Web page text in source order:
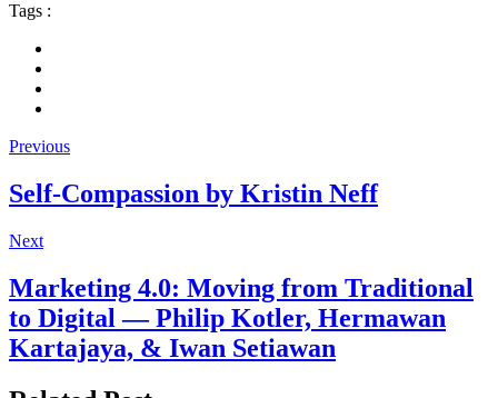
Tags :
Previous
Self-Compassion by Kristin Neff
Next
Marketing 4.0: Moving from Traditional
to Digital — Philip Kotler, Hermawan
Kartajaya, & Iwan Setiawan